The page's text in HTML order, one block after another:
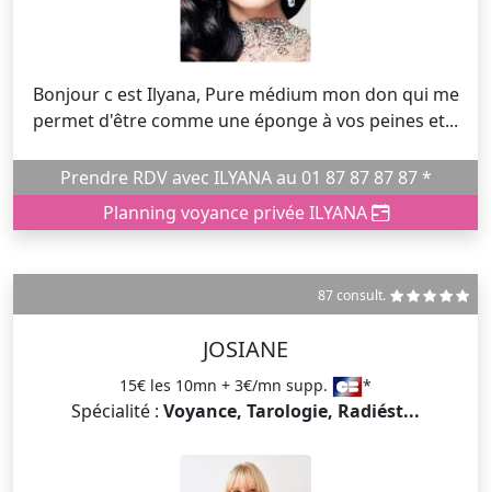
Bonjour c est Ilyana, Pure médium mon don qui me
permet d'être comme une éponge à vos peines et...
Prendre RDV avec ILYANA au 01 87 87 87 87 *
Planning voyance privée ILYANA
87 consult.
JOSIANE
15€ les 10mn + 3€/mn supp. *
Spécialité : Voyance, Tarologie, Radiést...